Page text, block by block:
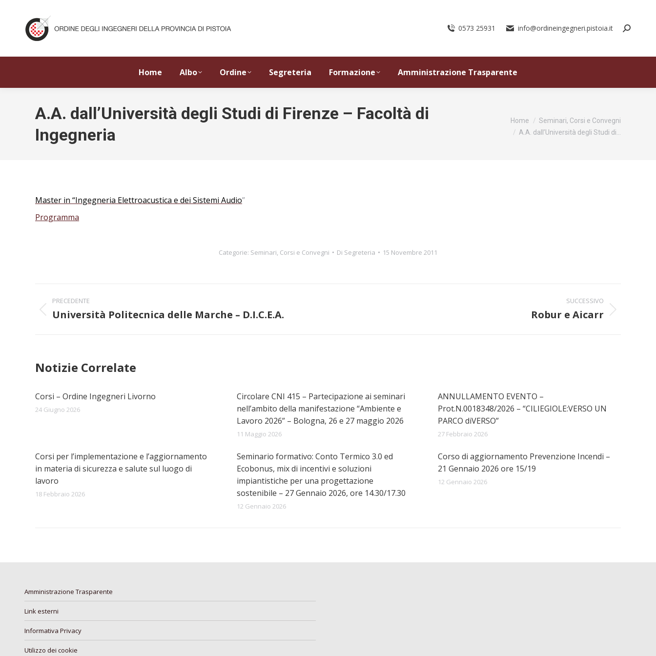
0573 25931 info@ordineingegneri.pistoia.it
Home Albo Ordine Segreteria Formazione Amministrazione Trasparente
A.A. dall’Università degli Studi di Firenze – Facoltà di
Ingegneria
Home
Seminari, Corsi e Convegni
A.A. dall’Università degli Studi di…
Master in “Ingegneria Elettroacustica e dei Sistemi Audio”
Programma
Categorie: Seminari, Corsi e Convegni Di Segreteria 15 Novembre 2011
Naviga
tra
post
PRECEDENTE
Post
Università Politecnica delle Marche – D.I.C.E.A.
SUCCESSIVO
Robur e Aicarr
Notizie Correlate
Corsi – Ordine Ingegneri Livorno
24 Giugno 2026
Circolare CNI 415 – Partecipazione ai seminari
nell’ambito della manifestazione “Ambiente e
Lavoro 2026” – Bologna, 26 e 27 maggio 2026
11 Maggio 2026
ANNULLAMENTO EVENTO –
Prot.N.0018348/2026 – “CILIEGIOLE:VERSO UN
PARCO diVERSO”
27 Febbraio 2026
Corsi per l’implementazione e l’aggiornamento
in materia di sicurezza e salute sul luogo di
lavoro
18 Febbraio 2026
Seminario formativo: Conto Termico 3.0 ed
Ecobonus, mix di incentivi e soluzioni
impiantistiche per una progettazione
sostenibile – 27 Gennaio 2026, ore 14.30/17.30
12 Gennaio 2026
Corso di aggiornamento Prevenzione Incendi –
21 Gennaio 2026 ore 15/19
12 Gennaio 2026
Amministrazione Trasparente
Link esterni
Informativa Privacy
Utilizzo dei cookie